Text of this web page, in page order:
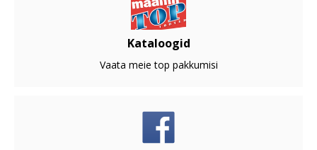
Kataloogid
Vaata meie top pakkumisi